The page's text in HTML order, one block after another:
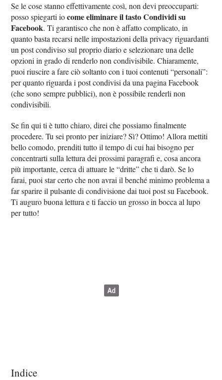
Se le cose stanno effettivamente così, non devi preoccuparti:
posso spiegarti iocome eliminare il tasto Condividi su
Facebook. Ti garantisco che non è affatto complicato, in
quanto basta recarsi nelle impostazioni della privacy riguardanti
un post condiviso sul proprio diario e selezionare una delle
opzioni in grado di renderlo non condivisibile. Chiaramente,
puoi riuscire a fare ciò soltanto con i tuoi contenuti “personali”:
per quanto riguarda i post condivisi da una pagina Facebook
(che sono sempre pubblici), non è possibile renderli non
condivisibili.
Se fin qui ti è tutto chiaro, direi che possiamo finalmente
procedere. Tu sei pronto per iniziare? Sì? Ottimo! Allora mettiti
bello comodo, prenditi tutto il tempo di cui hai bisogno per
concentrarti sulla lettura dei prossimi paragrafi e, cosa ancora
più importante, cerca di attuare le “dritte” che ti darò. Se lo
farai, puoi star certo che non avrai il benché minimo problema a
far sparire il pulsante di condivisione dai tuoi post su Facebook.
Ti auguro buona lettura e ti faccio un grosso in bocca al lupo
per tutto!
Indice